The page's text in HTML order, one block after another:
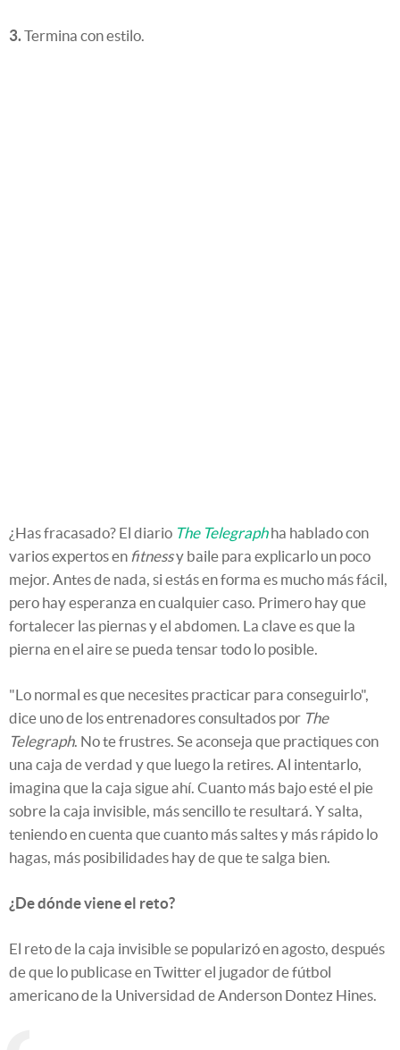
3.Termina con estilo.
¿Has fracasado? El diario The Telegraphha hablado con
varios expertos en fitnessy baile para explicarlo un poco
mejor. Antes de nada, si estás en forma es mucho más fácil,
pero hay esperanza en cualquier caso. Primero hay que
fortalecer las piernas y el abdomen. La clave es que la
pierna en el aire se pueda tensar todo lo posible.
"Lo normal es que necesites practicar para conseguirlo",
dice uno de los entrenadores consultados por The
Telegraph. No te frustres. Se aconseja que practiques con
una caja de verdad y que luego la retires. Al intentarlo,
imagina que la caja sigue ahí. Cuanto más bajo esté el pie
sobre la caja invisible, más sencillo te resultará. Y salta,
teniendo en cuenta que cuanto más saltes y más rápido lo
hagas, más posibilidades hay de que te salga bien.
¿De dónde viene el reto?
El reto de la caja invisible se popularizó en agosto, después
de que lo publicase en Twitter el jugador de fútbol
americano de la Universidad de Anderson Dontez Hines.